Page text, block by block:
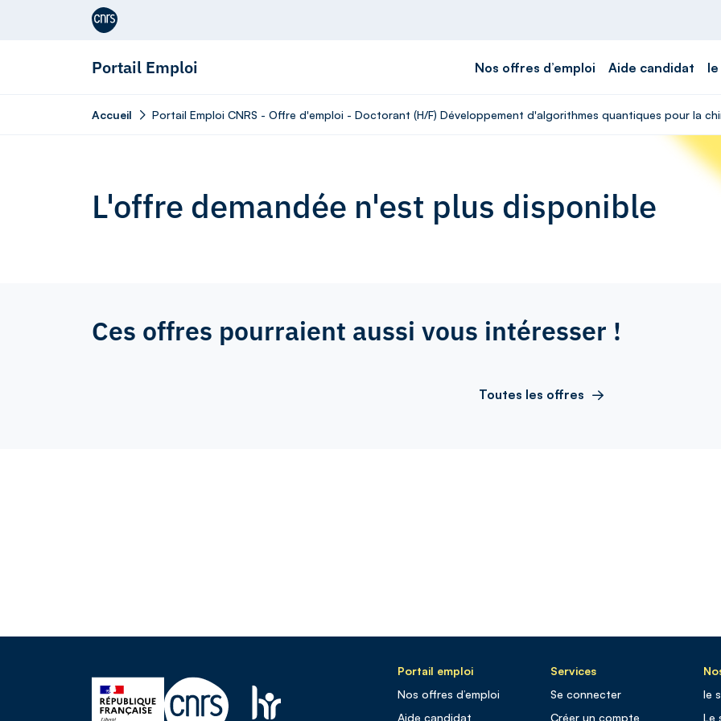
Aller au contenu
Portail Emploi Nos offres d’emploi Aide candidat
Accueil Portail Emploi CNRS - Offre d'emploi - Doctorant (H/F) Développement d'algorithmes quantiques pour la
L'offre demandée n'est plus disponible
Ces offres pourraient aussi vous intéresser !
Toutes les offres
Portail emploi
Nos offres d’emploi
Aide candidat
Services
Se connecter
Créer un compte
le
Le